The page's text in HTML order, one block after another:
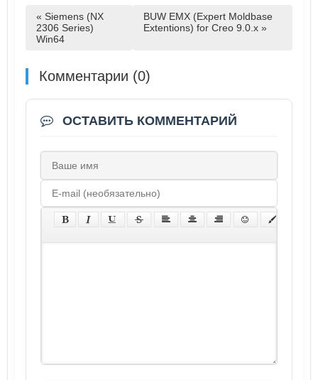
« Siemens (NX
2306 Series)
Win64
BUW EMX (Expert Moldbase
Extentions) for Creo 9.0.x »
Комментарии (0)
ОСТАВИТЬ КОММЕНТАРИЙ